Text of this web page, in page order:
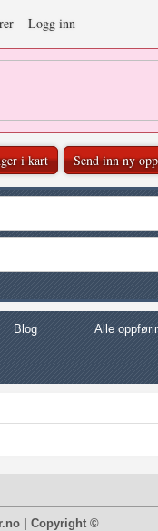
Logg inn
i kart Send inn ny
Blog Alle
| Copyright ©